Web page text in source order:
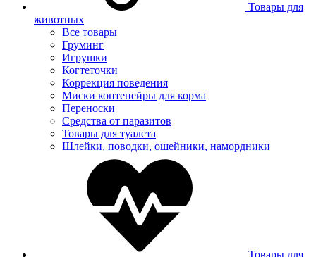
Товары для
животных
Все товары
Груминг
Игрушки
Когтеточки
Коррекция поведения
Миски контенейры для корма
Переноски
Средства от паразитов
Товары для туалета
Шлейки, поводки, ошейники, намордники
Товары для